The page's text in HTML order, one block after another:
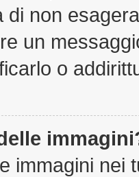
non
un
o
immagini nei